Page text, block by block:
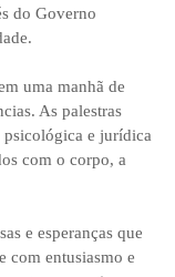
do Governo
uma manhã de
As palestras
psicológica e jurídica
com o corpo, a
e esperanças que
com entusiasmo e